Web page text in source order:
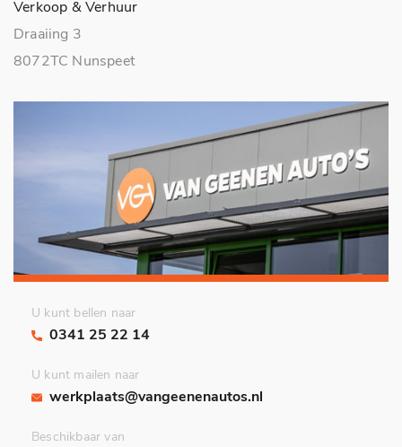
Verkoop & Verhuur
Draaiing 3
8072TC Nunspeet
U kunt bellen naar
0341 25 22 14
U kunt mailen naar
werkplaats@vangeenenautos.nl
Beschikbaar van